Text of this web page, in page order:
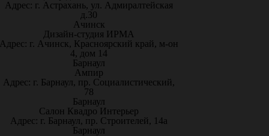
Адрес: г. Астрахань, ул. Адмиралтейская
д.30
Ачинск
Дизайн-студия ИРМА
Адрес: г. Ачинск, Красноярский край, м-он
4, дом 14
Барнаул
Ампир
Адрес: г. Барнаул, пр. Социалистический,
78
Барнаул
Салон Квадро Интерьер
Адрес: г. Барнаул, пр. Строителей, 14а
Барнаул